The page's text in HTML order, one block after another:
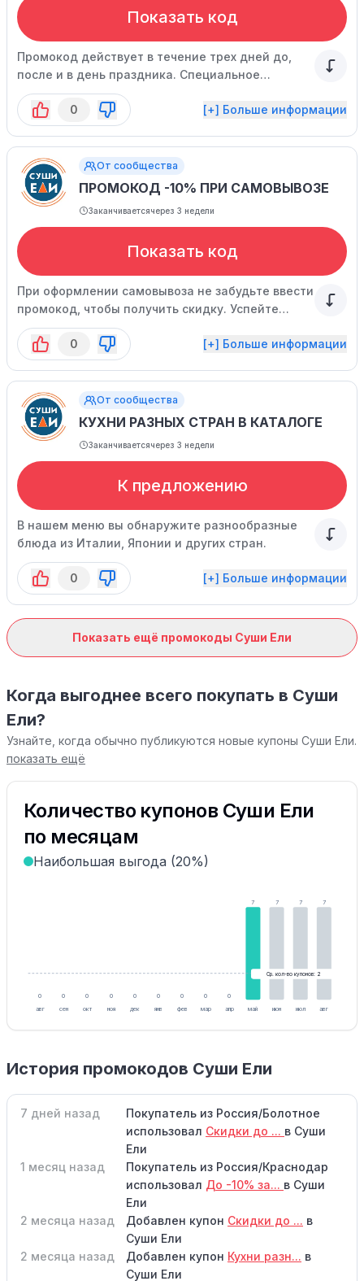
Показать код
Промокод действует в течение трех дней до,
после и в день праздника. Специальное
предложение имеет ограниченный срок
действия.
0 [+] Больше информации
От сообщества
ПРОМОКОД -10% ПРИ САМОВЫВОЗЕ
Заканчиваетсячерез 3 недели
Показать код
При оформлении самовывоза не забудьте ввести
промокод, чтобы получить скидку. Успейте
воспользоваться предложением, пока оно
действует.
0 [+] Больше информации
От сообщества
КУХНИ РАЗНЫХ СТРАН В КАТАЛОГЕ
Заканчиваетсячерез 3 недели
К предложению
В нашем меню вы обнаружите разнообразные
блюда из Италии, Японии и других стран.
0 [+] Больше информации
Показать ещё промокоды Суши Ели
Когда выгоднее всего покупать в Суши
Ели?
Узнайте, когда обычно публикуются новые купоны Суши Ели.
показать ещё
Количество купонов Суши Ели
по месяцам
Наибольшая выгода (20%)
0
авг
0
сен
0
окт
0
ноя
0
дек
0
янв
0
фев
0
мар
0
апр
7
май
7
июн
7
июл
7
авг
Ср. кол-во купонов: 2
История промокодов Суши Ели
7 дней назад
Покупатель из Россия/Болотное
использовал Скидки до ... в Суши
Ели
1 месяц назад
Покупатель из Россия/Краснодар
использовал До -10% за... в Суши
Ели
2 месяца назад
Добавлен купон Скидки до ... в
Суши Ели
2 месяца назад
Добавлен купон Кухни разн... в
Суши Ели